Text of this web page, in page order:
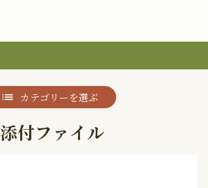
カテゴリーを選ぶ
添付ファイル